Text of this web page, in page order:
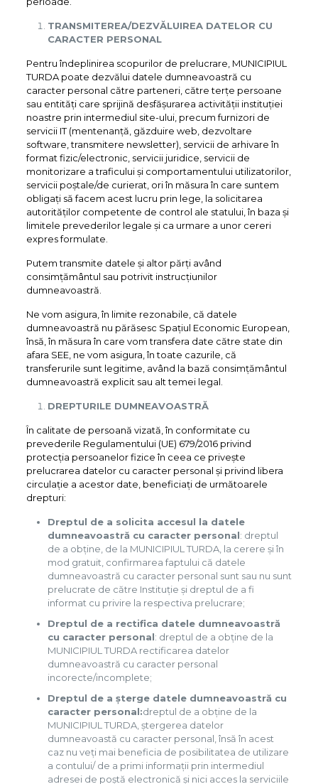
TRANSMITEREA/DEZVĂLUIREA DATELOR CU
CARACTER PERSONAL
Pentru îndeplinirea scopurilor de prelucrare, MUNICIPIUL
TURDA poate dezvălui datele dumneavoastră cu
caracter personal către parteneri, către terțe persoane
sau entități care sprijină desfășurarea activității instituției
noastre prin intermediul site-ului, precum furnizori de
servicii IT (mentenanță, găzduire web, dezvoltare
software, transmitere newsletter), servicii de arhivare în
format fizic/electronic, servicii juridice, servicii de
monitorizare a traficului și comportamentului utilizatorilor,
servicii poștale/de curierat, ori în măsura în care suntem
obligați să facem acest lucru prin lege, la solicitarea
autorităților competente de control ale statului, în baza și
limitele prevederilor legale și ca urmare a unor cereri
expres formulate.
Putem transmite datele și altor părți având
consimțământul sau potrivit instrucțiunilor
dumneavoastră.
Ne vom asigura, în limite rezonabile, că datele
dumneavoastră nu părăsesc Spațiul Economic European,
însă, în măsura în care vom transfera date către state din
afara SEE, ne vom asigura, în toate cazurile, că
transferurile sunt legitime, având la bază consimțământul
dumneavoastră explicit sau alt temei legal.
DREPTURILE DUMNEAVOASTRĂ
În calitate de persoană vizată, în conformitate cu
prevederile Regulamentului (UE) 679/2016 privind
protecția persoanelor fizice în ceea ce privește
prelucrarea datelor cu caracter personal și privind libera
circulație a acestor date, beneficiați de următoarele
drepturi:
Dreptul de a solicita accesul la datele
dumneavoastră cu caracter personal: dreptul
de a obține, de la MUNICIPIUL TURDA, la cerere și în
mod gratuit, confirmarea faptului că datele
dumneavoastră cu caracter personal sunt sau nu sunt
prelucrate de către Instituție și dreptul de a fi
informat cu privire la respectiva prelucrare;
Dreptul de a rectifica datele dumneavoastră
cu caracter personal: dreptul de a obține de la
MUNICIPIUL TURDA rectificarea datelor
dumneavoastră cu caracter personal
incorecte/incomplete;
Dreptul de a șterge datele dumneavoastră cu
caracter personal:dreptul de a obține de la
MUNICIPIUL TURDA, ștergerea datelor
dumneavoastă cu caracter personal, însă în acest
caz nu veți mai beneficia de posibilitatea de utilizare
a contului/ de a primi informații prin intermediul
adresei de poștă electronică și nici acces la serviciile